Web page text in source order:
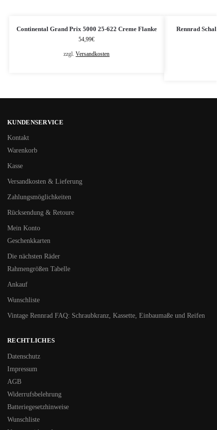
Continental Grand Prix 5000 25-622 Creme Flanke
54,99€
zzgl.Versandkosten
Rennrad
KUNDENSERVICE
Kontakt
Warenkorb
Kasse
Versandkosten & Lieferung
Zahlungsmöglichkeiten
Rücksendung & Retoure
Mein Konto
Geschenkkarten
Die nächsten Räder
Rahmengrößen Tabelle
Ankauf
Wunschliste
Vintage Rennrad FAQ: Schraubkranz, Kassette, Einbaumaße und Reifen
RECHTLICHES
Datenschutz
Impressum
AGB
Widerrufsbelehrung
Batteriegesetzhinweise
Wunschliste